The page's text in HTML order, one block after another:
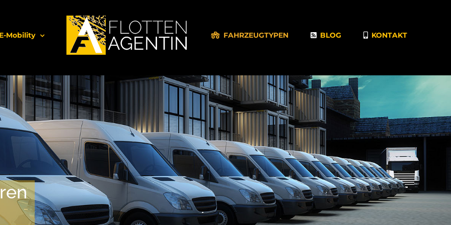
E-Mobility FAHRZEUGTYPEN BLOG KONTAKT
einen Mix aus zwei Technologien?